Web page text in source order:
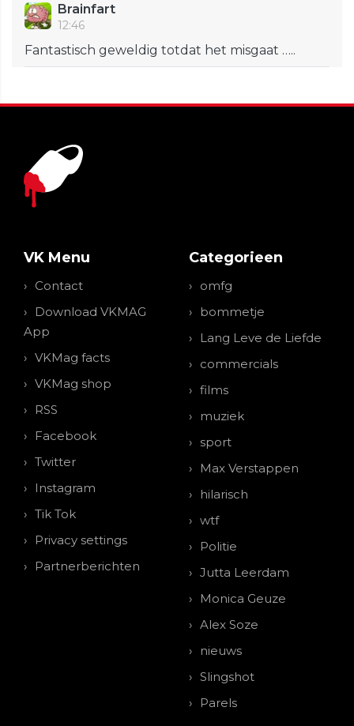
Brainfart
12:46
Fantastisch geweldig totdat het misgaat …..
VK Menu
Contact
Download VKMAG
App
VKMag facts
VKMag shop
RSS
Facebook
Twitter
Instagram
Tik Tok
Privacy settings
Partnerberichten
Categorieen
omfg
bommetje
Lang Leve de Liefde
commercials
films
muziek
sport
Max Verstappen
hilarisch
wtf
Politie
Jutta Leerdam
Monica Geuze
Alex Soze
nieuws
Slingshot
Parels